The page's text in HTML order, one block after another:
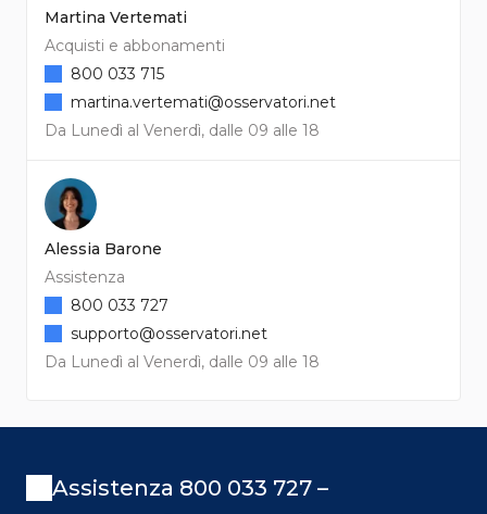
Martina Vertemati
Acquisti e abbonamenti
Da Lunedì al Venerdì, dalle 09 alle 18
800 033 715
martina.vertemati@osservatori.net
Alessia Barone
Assistenza
Da Lunedì al Venerdì, dalle 09 alle 18
800 033 727
supporto@osservatori.net
Assistenza 800 033 727 –